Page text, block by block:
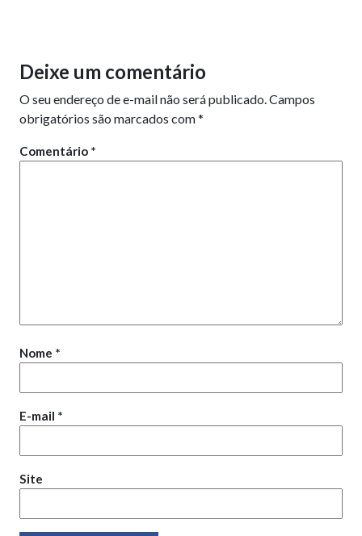
Deixe um comentário
O seu endereço de e-mail não será publicado. Campos
obrigatórios são marcados com*
Comentário *
Nome *
E-mail *
Site